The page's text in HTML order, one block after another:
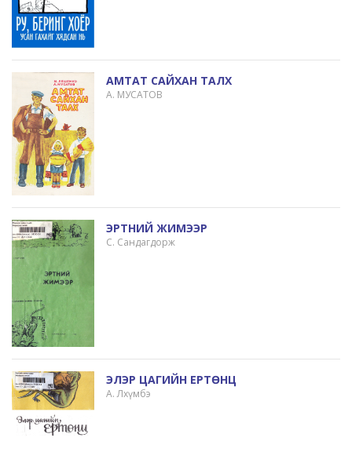
АМТАТ САЙХАН ТАЛХ
А. МУСАТОВ
ЭРТНИЙ ЖИМЭЭР
С. Сандагдорж
ЭЛЭР ЦАГИЙН ЕРТӨНЦ
А. Лхүмбэ